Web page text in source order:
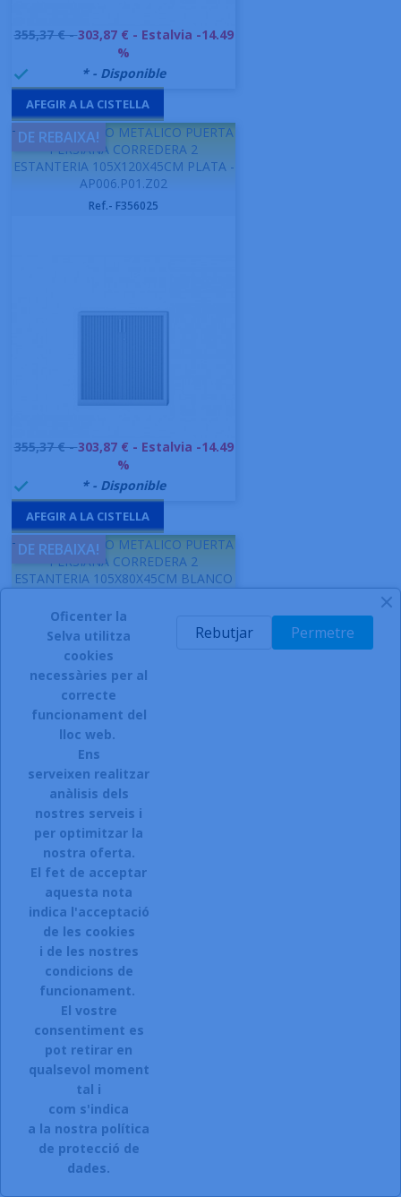
Preu
355,37 € -303,87 € - Estalvia -14.49
%
 * - Disponible
AFEGIR A LA CISTELLA
-GAPSA ARMARIO METALICO PUERTA
PERSIANA CORREDERA 2
ESTANTERIA 105X120X45CM PLATA -
AP006.P01.Z02
Ref.- F356025
DE REBAIXA!
Preu
355,37 € -303,87 € - Estalvia -14.49
%
 * - Disponible
AFEGIR A LA CISTELLA
-GAPSA ARMARIO METALICO PUERTA
PERSIANA CORREDERA 2
ESTANTERIA 105X80X45CM BLANCO
Ref.- F364691
DE REBAIXA!
base
316,62 € - 270,74 € - Estalvia -14.49
%
-Unitats en estoc
AFEGIR A LA CISTELLA
GAPSA ARMARIO METALICO PUERTA
PERSIANA CORREDERA 2
ESTANTERIA 105X80X45CM GRIS -
AP004.P06.Z03
Ref.- F364693
DE REBAIXA!
Oficenter la
Selva utilitza
cookies
necessàries per al
correcte
funcionament del
lloc web.
Ens
serveixen realitzar
anàlisis dels
nostres serveis i
per optimitzar la
nostra oferta.
El fet de acceptar
aquesta nota
indica l'acceptació
de les cookies
i de les nostres
condicions de
funcionament.
El vostre
consentiment es
pot retirar en
qualsevol moment
tal i
com s'indica
a la nostra política
de protecció de
dades.
Permetre
Rebutjar